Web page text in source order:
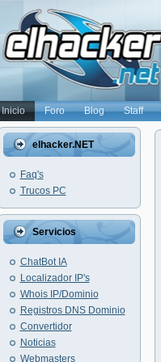
Inicio Foro Blog Staff
elhacker.NET
Faq's
Trucos PC
Servicios
ChatBot IA
Localizador IP's
Whois IP/Dominio
Registros DNS Dominio
Convertidor
Noticias
Webmasters